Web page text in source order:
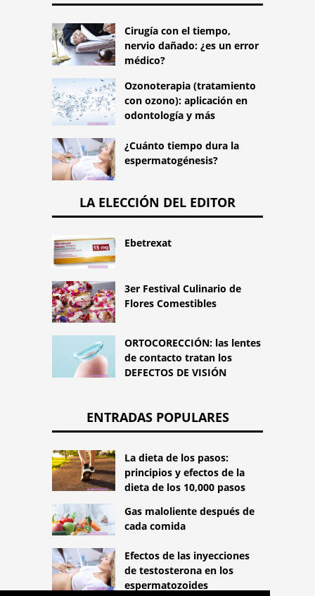
Cirugía con el tiempo,
nervio dañado: ¿es un error
médico?
Ozonoterapia (tratamiento
con ozono): aplicación en
odontología y más
¿Cuánto tiempo dura la
espermatogénesis?
LA ELECCIÓN DEL EDITOR
Ebetrexat
3er Festival Culinario de
Flores Comestibles
ORTOCORECCIÓN: las lentes
de contacto tratan los
DEFECTOS DE VISIÓN
ENTRADAS POPULARES
La dieta de los pasos:
principios y efectos de la
dieta de los 10,000 pasos
Gas maloliente después de
cada comida
Efectos de las inyecciones
de testosterona en los
espermatozoides